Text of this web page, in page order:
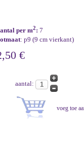
per m2: 7
: p9 (9 cm vierkant)
€
aantal: